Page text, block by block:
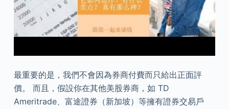
最重要的是，我們不會因為券商付費而只給出正面評
價。 而且，假設你在其他美股券商，如 TD
Ameritrade、富途證券（新加坡）等擁有證券交易戶